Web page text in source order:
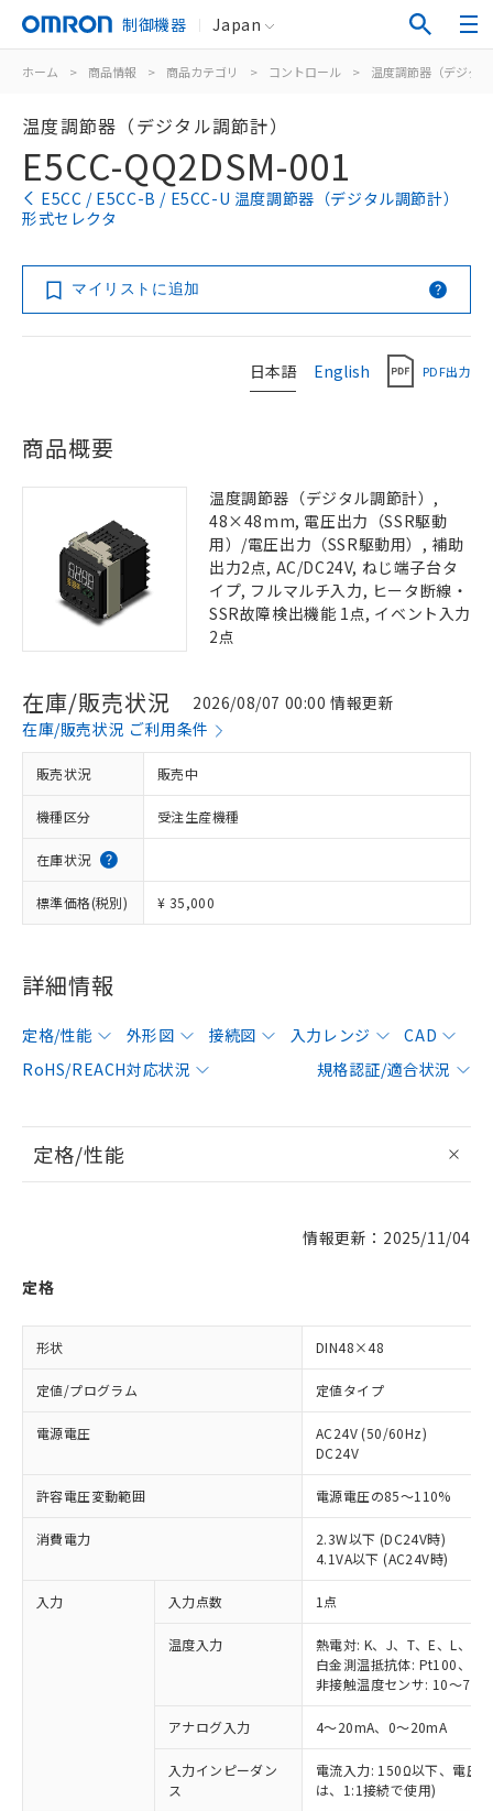
制御機器 Japan
ホーム > 商品情報 > 商品カテゴリ > コントロール > 温度調節器（デジタ
温度調節器（デジタル調節計）
E5CC-QQ2DSM-001
E5CC / E5CC-B / E5CC-U 温度調節器（デジタル調節計）
形式セレクタ
マイリストに追加
日本語 English PDF出力
商品概要
温度調節器（デジタル調節計）,
48×48mm, 電圧出力（SSR駆動
用）/電圧出力（SSR駆動用）, 補助
出力2点, AC/DC24V, ねじ端子台タ
イプ, フルマルチ入力, ヒータ断線・
SSR故障検出機能 1点, イベント入力
2点
在庫/販売状況
2026/08/07 00:00 情報更新
在庫/販売状況 ご利用条件
販売状況 販売中
機種区分 受注生産機種
在庫状況
標準価格(税別) ¥ 35,000
詳細情報
定格/性能 外形図 接続図 入力レンジ
CAD
RoHS/REACH対応状況
規格認証/適合状況
定格/性能
情報更新：2025/11/04
定格
形状 DIN48×48
定値/プログラム 定値タイプ
電源電圧
AC24V (50/60Hz)
DC24V
許容電圧変動範囲 電源電圧の85～110%
消費電力
2.3W以下 (DC24V時)
4.1VA以下 (AC24V時)
入力 入力点数 1点
温度入力
熱電対: K、J、T、E、L、U
白金測温抵抗体: Pt100、
非接触温度センサ: 10～
アナログ入力 4～20mA、0～20mA
入力インピーダン
ス
電流入力: 150Ω以下、電圧
は、1:1接続で使用)